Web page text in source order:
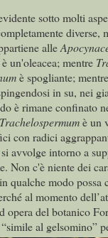
sotto molti
diverse,
alle
è un'oleacea; mentre
è spogliante; mentre
in su, nei
è rimane confinato
Trachelospermumè un
con radici
si avvolge intorno a
Non c'è niente dei
qualche modo possa
al momento
opera del botanico
“simile al gelsomino”